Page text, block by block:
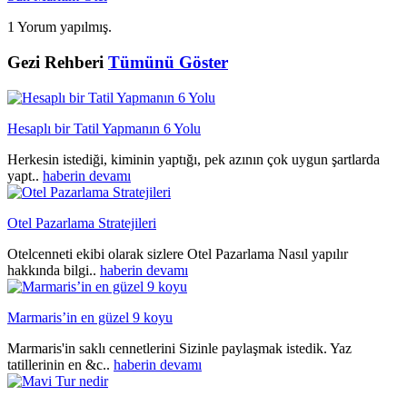
1 Yorum yapılmış.
Gezi Rehberi Tümünü Göster
Hesaplı bir Tatil Yapmanın 6 Yolu
Herkesin istediği, kiminin yaptığı, pek azının çok uygun şartlarda
yapt.. haberin devamı
Otel Pazarlama Stratejileri
Otelcenneti ekibi olarak sizlere Otel Pazarlama Nasıl yapılır
hakkında bilgi.. haberin devamı
Marmaris’in en güzel 9 koyu
Marmaris'in saklı cennetlerini Sizinle paylaşmak istedik. Yaz
tatillerinin en &c.. haberin devamı